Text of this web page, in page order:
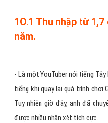
1O.1 Thu nhập từ
năm.
-Là một YouTuber nói tiếng Tây
tiếng khi quay lại quá trình chơi
Tuy nhiên giờ đây, anh đã
được nhiều nhận xét tích cực.